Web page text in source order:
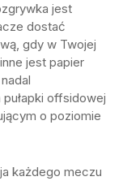
jest
dostać
gdy w Twojej
jest papier
offsidowej
o poziomie
każdego meczu